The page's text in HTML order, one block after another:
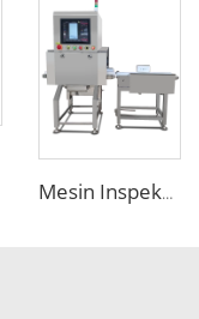
Mesin Inspeksi X-Ray Industri untuk Mendeteksi Benda Asing dalam Makanan